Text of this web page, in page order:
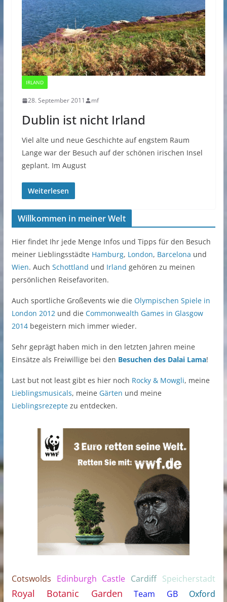
IRLAND
28. September 2011 mf
Dublin ist nicht Irland
Viel alte und neue Geschichte auf engstem Raum
Lange war der Besuch auf der schönen irischen Insel
geplant. Im August
Weiterlesen
Willkommen in meiner Welt
Hier findet Ihr jede Menge Infos und Tipps für den Besuch
meiner Lieblingsstädte Hamburg, London, Barcelona und
Wien. Auch Schottland und Irland gehören zu meinen
persönlichen Reisefavoriten.
Auch sportliche Großevents wie die Olympischen Spiele in
London 2012und die Commonwealth Games in Glasgow
2014 begeistern mich immer wieder.
Sehr geprägt haben mich in den letzten Jahren meine
Einsätze als Freiwillige bei den Besuchen des Dalai Lama!
Last but not least gibt es hier noch Rocky & Mowgli, meine
Lieblingsmusicals, meine Gärten und meine
Lieblingsrezeptezu entdecken.
Cotswolds Edinburgh Castle Cardiff Speicherstadt
Royal Botanic Garden Team GB Oxford